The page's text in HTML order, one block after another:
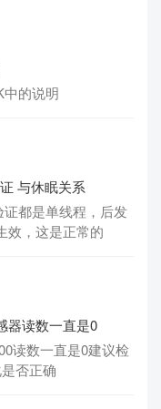
的说明
与休眠关系
都是单线程，后发
效，这是正常的
器读数一直是0
读数一直是0建议检
否正确